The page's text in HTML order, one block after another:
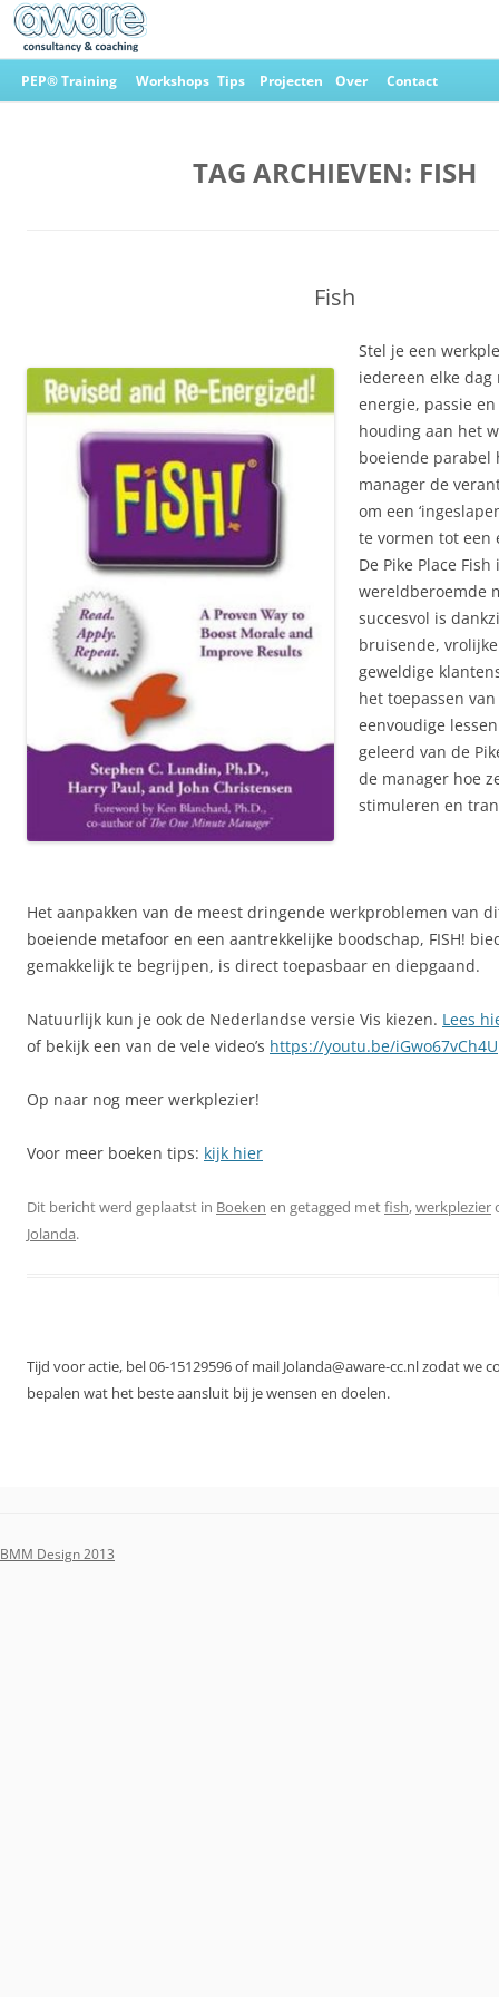
Ga
naar
PEP® Training Workshops Tips Projecten Over Contact
TAG ARCHIEVEN: FISH
Fish
Stel je een
iedereen elke dag
energie, passie
houding aan het
boeiende parabel
manager de
om een
te vormen tot een
De Pike Place
wereldberoemde
succesvol is
bruisende,
geweldige
het toepassen
eenvoudige
geleerd van de
de manager hoe
stimuleren en
Het aanpakken van de meest dringende werkproblemen van
boeiende metafoor en een aantrekkelijke boodschap, FISH!
gemakkelijk te begrijpen, is direct toepasbaar en diepgaand.
Natuurlijk kun je ook de Nederlandse versie Vis kiezen. Lees
of bekijk een van de vele video’s https://youtu.be/iGwo67vCh4U
Op naar nog meer werkplezier!
Voor meer boeken tips: kijk hier
Dit bericht werd geplaatst in Boeken en getagged metfish,werkplezier
Jolanda.
Tijd voor actie, bel 06-15129596 of mail Jolanda@aware-cc.nl zodat we
bepalen wat het beste aansluit bij je wensen en doelen.
BMM Design 2013